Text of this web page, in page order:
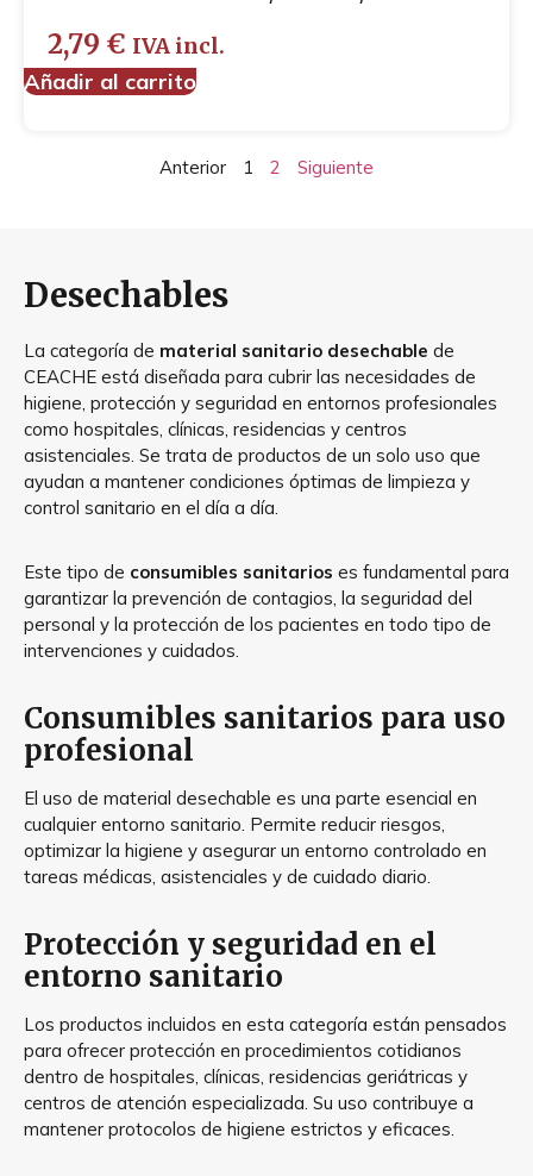
2,79 € IVA incl.
Añadir al carrito
Anterior 1 2 Siguiente
Desechables
La categoría de material sanitario desechable de
CEACHE está diseñada para cubrir las necesidades de
higiene, protección y seguridad en entornos profesionales
como hospitales, clínicas, residencias y centros
asistenciales. Se trata de productos de un solo uso que
ayudan a mantener condiciones óptimas de limpieza y
control sanitario en el día a día.
Este tipo de consumibles sanitarios es fundamental para
garantizar la prevención de contagios, la seguridad del
personal y la protección de los pacientes en todo tipo de
intervenciones y cuidados.
Consumibles sanitarios para uso
profesional
El uso de material desechable es una parte esencial en
cualquier entorno sanitario. Permite reducir riesgos,
optimizar la higiene y asegurar un entorno controlado en
tareas médicas, asistenciales y de cuidado diario.
Protección y seguridad en el
entorno sanitario
Los productos incluidos en esta categoría están pensados
para ofrecer protección en procedimientos cotidianos
dentro de hospitales, clínicas, residencias geriátricas y
centros de atención especializada. Su uso contribuye a
mantener protocolos de higiene estrictos y eficaces.